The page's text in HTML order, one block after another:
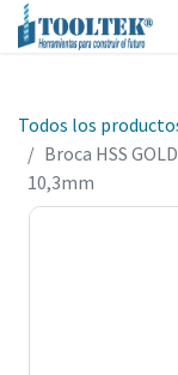
Todos los
Broca HSS
10,3mm